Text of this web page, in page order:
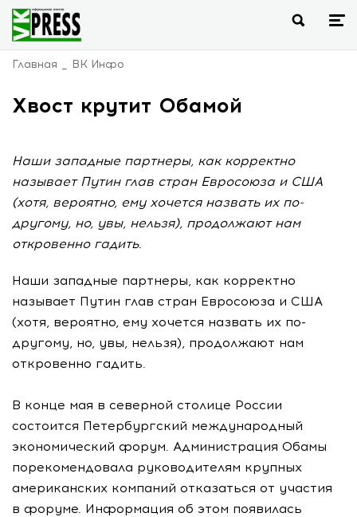
Главная ВК Инфо
Хвост крутит Обамой
Наши западные партнеры, как корректно
называет Путин глав стран Евросоюза и США
(хотя, вероятно, ему хочется назвать их по-
другому, но, увы, нельзя), продолжают нам
откровенно гадить.
Наши западные партнеры, как корректно
называет Путин глав стран Евросоюза и США
(хотя, вероятно, ему хочется назвать их по-
другому, но, увы, нельзя), продолжают нам
откровенно гадить.
В конце мая в северной столице России
состоится Петербургский международный
экономический форум. Администрация Обамы
порекомендовала руководителям крупных
американских компаний отказаться от участия
в форуме. Информация об этом появилась